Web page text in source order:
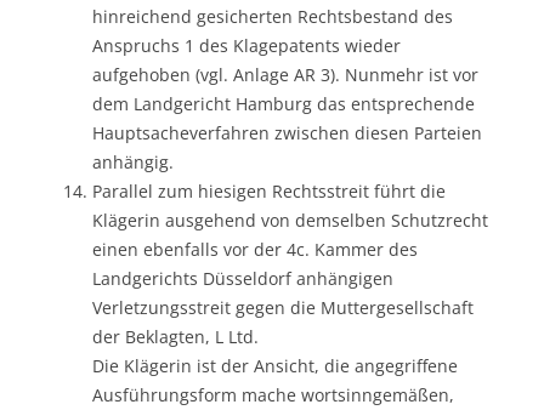
hinreichend gesicherten Rechtsbestand des
Anspruchs 1 des Klagepatents wieder
aufgehoben (vgl. Anlage AR 3). Nunmehr ist vor
dem Landgericht Hamburg das entsprechende
Hauptsacheverfahren zwischen diesen Parteien
anhängig.
Parallel zum hiesigen Rechtsstreit führt die
Klägerin ausgehend von demselben Schutzrecht
einen ebenfalls vor der 4c. Kammer des
Landgerichts Düsseldorf anhängigen
Verletzungsstreit gegen die Muttergesellschaft
der Beklagten, L Ltd.
Die Klägerin ist der Ansicht, die angegriffene
Ausführungsform mache wortsinngemäßen,